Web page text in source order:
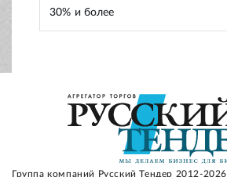
30% и более
Группа компаний Русский Тендер 2012-2026